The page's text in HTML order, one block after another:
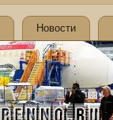
Новости